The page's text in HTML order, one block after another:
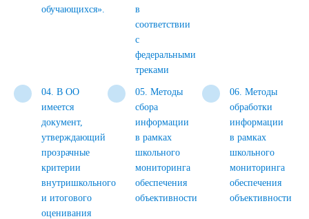
обучающихся».
в
соответствии
с
федеральными
треками
04. В ОО
имеется
документ,
утверждающий
прозрачные
критерии
внутришкольного
и итогового
оценивания
05. Методы
сбора
информации
в рамках
школьного
мониторинга
обеспечения
объективности
06. Методы
обработки
информации
в рамках
школьного
мониторинга
обеспечения
объективности